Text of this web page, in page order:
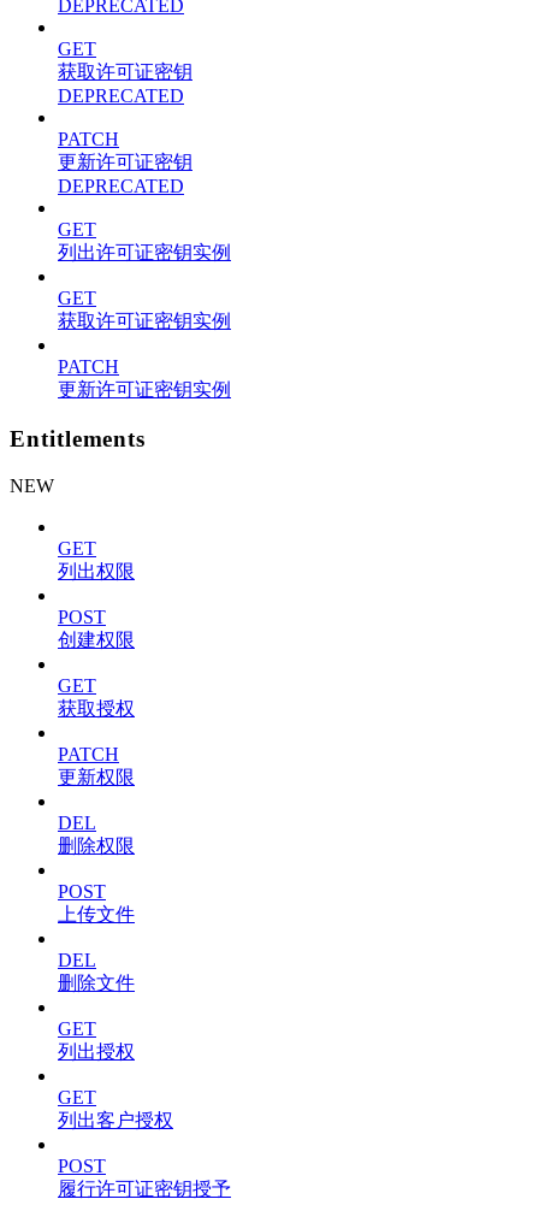
DEPRECATED
GET
获取许可证密钥
DEPRECATED
PATCH
更新许可证密钥
DEPRECATED
GET
列出许可证密钥实例
GET
获取许可证密钥实例
PATCH
更新许可证密钥实例
Entitlements
NEW
GET
列出权限
POST
创建权限
GET
获取授权
PATCH
更新权限
DEL
删除权限
POST
上传文件
DEL
删除文件
GET
列出授权
GET
列出客户授权
POST
履行许可证密钥授予